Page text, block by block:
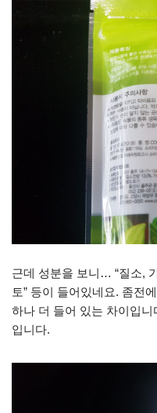
근데 성분을 보니… “질소,
토” 등이 들어있네요. 좀전
하나 더 들어 있는 차이입
입니다.